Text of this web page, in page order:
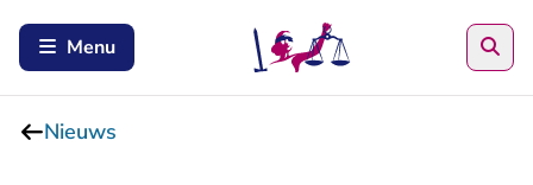
Menu
Nieuws